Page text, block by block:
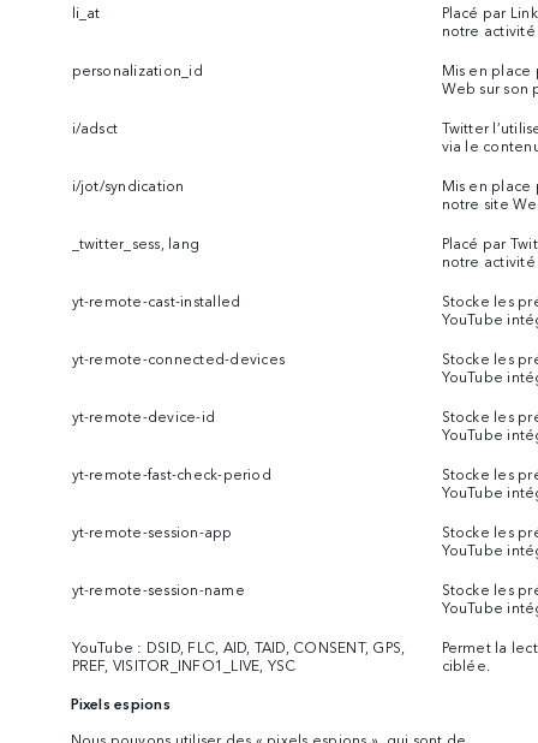
li_at
Placé par
notre
personalization_id
Mis en
Web sur son
i/adsct
Twitter
via le
i/jot/syndication
Mis en
notre site
_twitter_sess, lang
Placé par
notre
yt-remote-cast-installed
Stocke les
YouTube
yt-remote-connected-devices
Stocke les
YouTube
yt-remote-device-id
Stocke les
YouTube
yt-remote-fast-check-period
Stocke les
YouTube
yt-remote-session-app
Stocke les
YouTube
yt-remote-session-name
Stocke les
YouTube
YouTube : DSID, FLC, AID, TAID, CONSENT, GPS,
PREF, VISITOR_INFO1_LIVE, YSC
Permet la
ciblée.
Pixels espions
Nous pouvons utiliser des « pixels espions », qui sont de